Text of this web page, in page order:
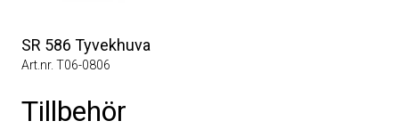
SR 586 Tyvekhuva
Art.nr. T06-0806
Tillbehör